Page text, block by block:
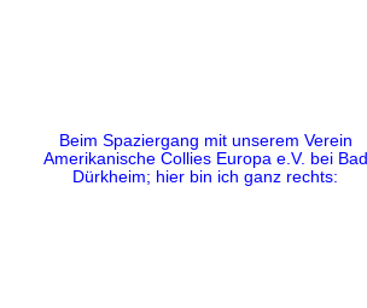
Beim Spaziergang mit unserem Verein
Amerikanische Collies Europa e.V. bei Bad
Dürkheim; hier bin ich ganz rechts: